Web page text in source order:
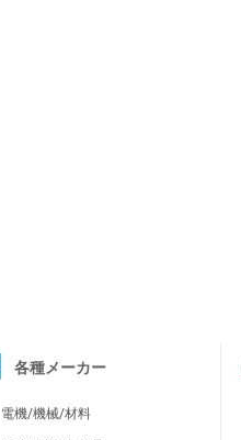
各種メーカー
電機/機械/材料